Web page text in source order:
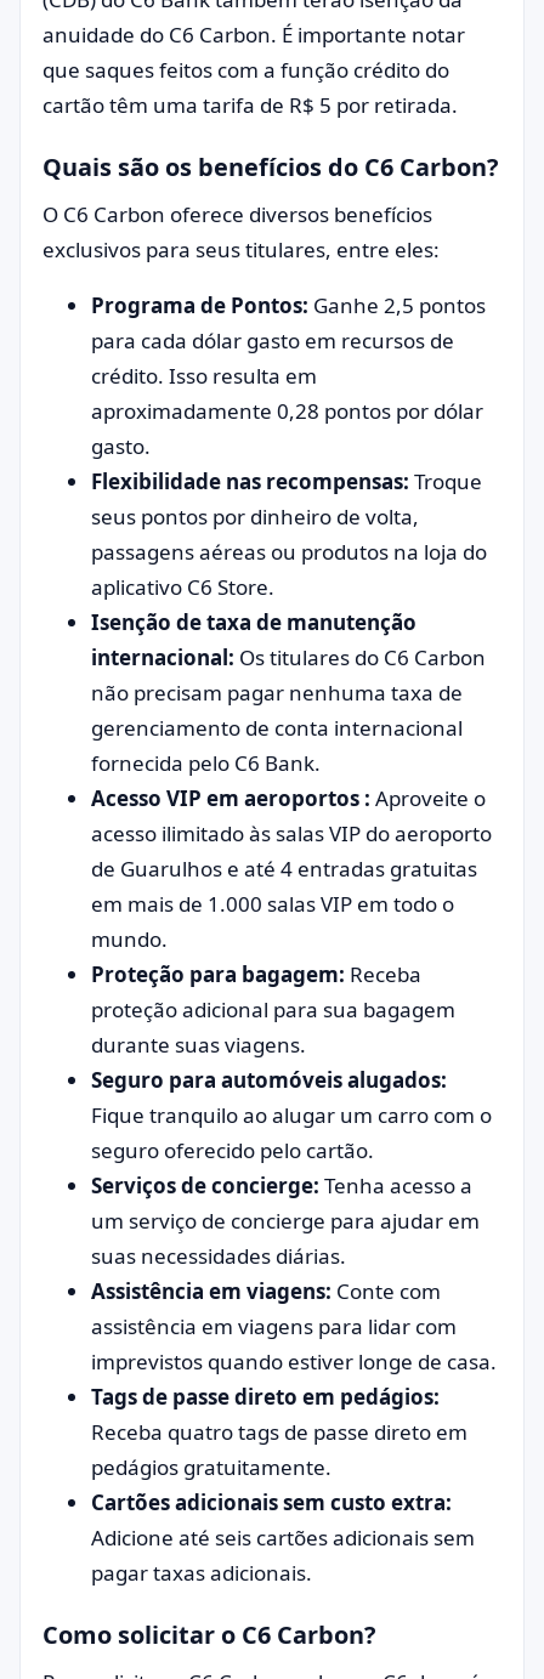
anuidade do C6 Carbon. É importante notar
que saques feitos com a função crédito do
cartão têm uma tarifa de R$ 5 por retirada.
Quais são os benefícios do C6 Carbon?
O C6 Carbon oferece diversos benefícios
exclusivos para seus titulares, entre eles:
Programa de Pontos: Ganhe 2,5 pontos
para cada dólar gasto em recursos de
crédito. Isso resulta em
aproximadamente 0,28 pontos por dólar
gasto.
Flexibilidade nas recompensas: Troque
seus pontos por dinheiro de volta,
passagens aéreas ou produtos na loja do
aplicativo C6 Store.
Isenção de taxa de manutenção
internacional: Os titulares do C6 Carbon
não precisam pagar nenhuma taxa de
gerenciamento de conta internacional
fornecida pelo C6 Bank.
Acesso VIP em aeroportos : Aproveite o
acesso ilimitado às salas VIP do aeroporto
de Guarulhos e até 4 entradas gratuitas
em mais de 1.000 salas VIP em todo o
mundo.
Proteção para bagagem: Receba
proteção adicional para sua bagagem
durante suas viagens.
Seguro para automóveis alugados:
Fique tranquilo ao alugar um carro com o
seguro oferecido pelo cartão.
Serviços de concierge: Tenha acesso a
um serviço de concierge para ajudar em
suas necessidades diárias.
Assistência em viagens: Conte com
assistência em viagens para lidar com
imprevistos quando estiver longe de casa.
Tags de passe direto em pedágios:
Receba quatro tags de passe direto em
pedágios gratuitamente.
Cartões adicionais sem custo extra:
Adicione até seis cartões adicionais sem
pagar taxas adicionais.
Como solicitar o C6 Carbon?